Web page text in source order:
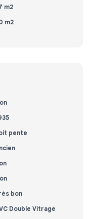
m2
m2
pente
bon
Double Vitrage